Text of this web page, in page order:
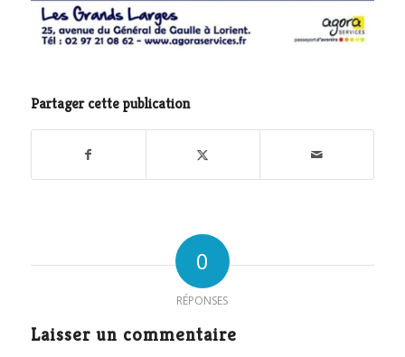
Partager cette publication
0
RÉPONSES
Laisser un commentaire